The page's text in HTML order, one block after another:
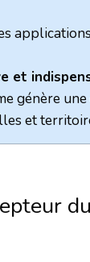
et
génère une
et